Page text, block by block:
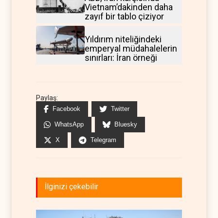
Vietnam’dakinden daha
zayıf bir tablo çiziyor
Yıldırım niteliğindeki
emperyal müdahalelerin
sınırları: İran örneği
Paylaş:
Facebook Twitter
WhatsApp Bluesky
X Telegram
İlginizi çekebilir